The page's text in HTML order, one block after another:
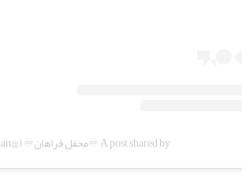
A post shared by ♾️محفل فراهان♾️ (@mahfel_farahan)